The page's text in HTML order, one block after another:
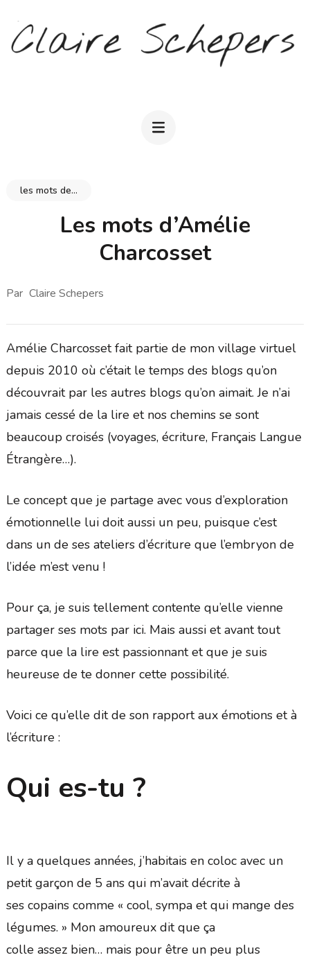
contenu
les mots de...
Les mots d’Amélie
Charcosset
Par Claire Schepers
Amélie Charcosset fait partie de mon village virtuel
depuis 2010 où c’était le temps des blogs qu’on
découvrait par les autres blogs qu’on aimait. Je n’ai
jamais cessé de la lire et nos chemins se sont
beaucoup croisés (voyages, écriture, Français Langue
Étrangère…).
Le concept que je partage avec vous d’exploration
émotionnelle lui doit aussi un peu, puisque c’est
dans un de ses ateliers d’écriture que l’embryon de
l’idée m’est venu !
Pour ça, je suis tellement contente qu’elle vienne
partager ses mots par ici. Mais aussi et avant tout
parce que la lire est passionnant et que je suis
heureuse de te donner cette possibilité.
Voici ce qu’elle dit de son rapport aux émotions et à
l’écriture :
Qui es-tu ?
Il y a quelques années, j’habitais en coloc avec un
petit garçon de 5 ans qui m’avait décrite à
ses copains comme « cool, sympa et qui mange des
légumes. » Mon amoureux dit que ça
colle assez bien… mais pour être un peu plus